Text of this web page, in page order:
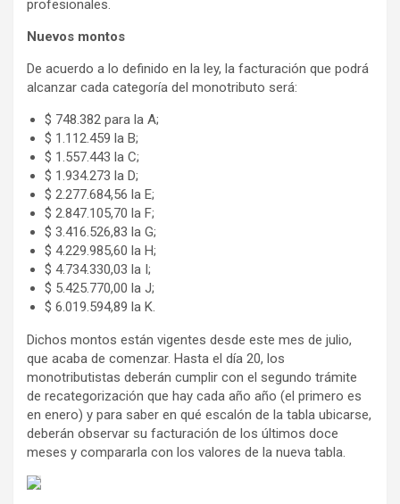
profesionales.
Nuevos montos
De acuerdo a lo definido en la ley, la facturación que podrá
alcanzar cada categoría del monotributo será:
$ 748.382 para la A;
$ 1.112.459 la B;
$ 1.557.443 la C;
$ 1.934.273 la D;
$ 2.277.684,56 la E;
$ 2.847.105,70 la F;
$ 3.416.526,83 la G;
$ 4.229.985,60 la H;
$ 4.734.330,03 la I;
$ 5.425.770,00 la J;
$ 6.019.594,89 la K.
Dichos montos están vigentes desde este mes de julio,
que acaba de comenzar. Hasta el día 20, los
monotributistas deberán cumplir con el segundo trámite
de recategorización que hay cada año año (el primero es
en enero) y para saber en qué escalón de la tabla ubicarse,
deberán observar su facturación de los últimos doce
meses y compararla con los valores de la nueva tabla.